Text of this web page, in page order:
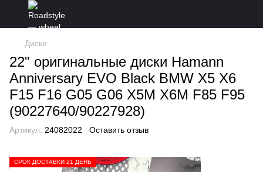
Диски
22" оригинальные диски Hamann
Anniversary EVO Black BMW X5 X6
F15 F16 G05 G06 X5M X6M F85 F95
(90227640/90227928)
Артикул: 24082022 Оставить отзыв
СРОК ДОСТАВКИ 21 ДЕНЬ